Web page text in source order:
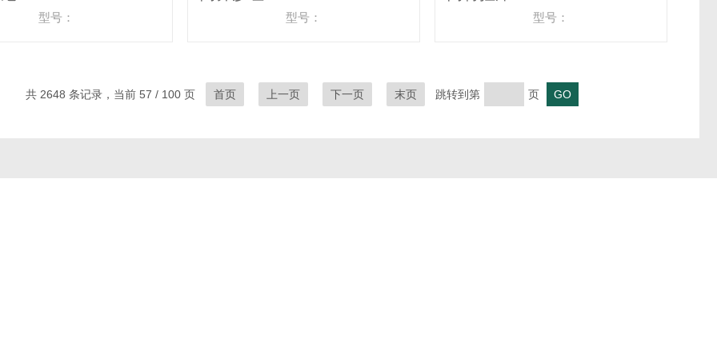
型号： 型号： 型号：
共 2648 条记录，当前 57 / 100 页 首页 上一页 下一页 末页 跳转到第 页